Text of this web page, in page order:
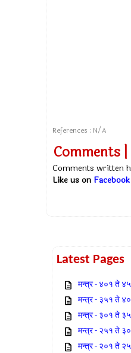
References : N/A
Comments |
Comments written
Like us on Facebook
Latest Pages
मन्त्र - ४०१ ते
मन्त्र - ३५१ ते
मन्त्र - ३०१ ते
मन्त्र - २५१ ते
मन्त्र - २०१ ते